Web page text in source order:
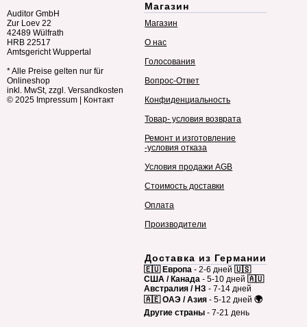
Auditor GmbH
Zur Loev 22
42489 Wülfrath
HRB 22517
Amtsgericht Wuppertal
* Alle Preise gelten nur für
Onlineshop
inkl. MwSt, zzgl. Versandkosten
© 2025 Impressum Контакт
Магазин
Магазин
О нас
Голосования
Вопрос-Ответ
Конфиденциальность
Товар- условия возврата
Ремонт и изготовление
-условия отказа
Условия продажи AGB
Стоимость доставки
Оплата
Производители
Доставка из Германии
🇪🇺 Европа - 2-6 дней 🇺🇸
США / Канада - 5-10 дней 🇦🇺
Австралия / НЗ - 7-14 дней
🇦🇪 ОАЭ / Азия - 5-12 дней 🌍
Другие страны - 7-21 день